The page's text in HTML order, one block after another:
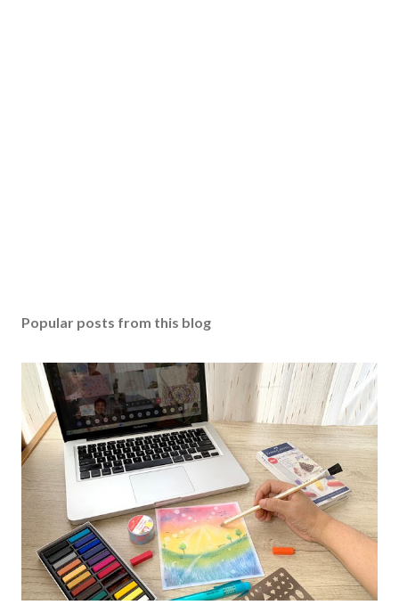
Popular posts from this blog